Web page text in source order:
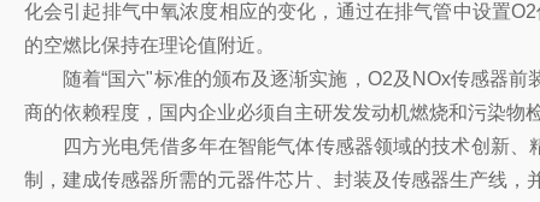
化会引起排气中氧浓度相应的变化，通过在排气管中设置
的空燃比保持在理论值附近。
随着“国六"标准的颁布及逐渐实施，O2及NOx传感器
商的依赖程度，国内企业必须自主研发发动机燃烧和污染物
四方光电凭借多年在智能气体传感器领域的技术创新
制，建成传感器所需的元器件芯片、封装及传感器生产线